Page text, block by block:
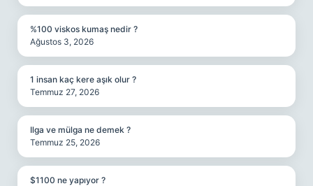
%100 viskos kumaş nedir ?
Ağustos 3, 2026
1 insan kaç kere aşık olur ?
Temmuz 27, 2026
Ilga ve mülga ne demek ?
Temmuz 25, 2026
$1100 ne yapıyor ?